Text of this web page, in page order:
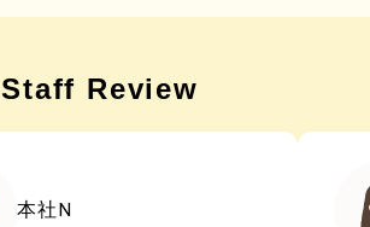
Staff Review
本社N